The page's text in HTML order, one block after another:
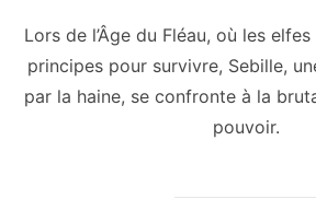
Lors de l’Âge du Fléau, où les
principes pour survivre, Sebille,
par la haine, se confronte à la
pouvoir.